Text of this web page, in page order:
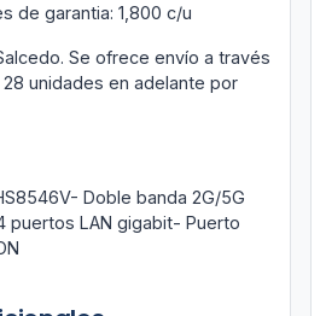
de garantia: 1,800 c/u
Se ofrece envío a través
unidades en adelante por
Doble banda 2G/5G
puertos LAN gigabit- Puerto